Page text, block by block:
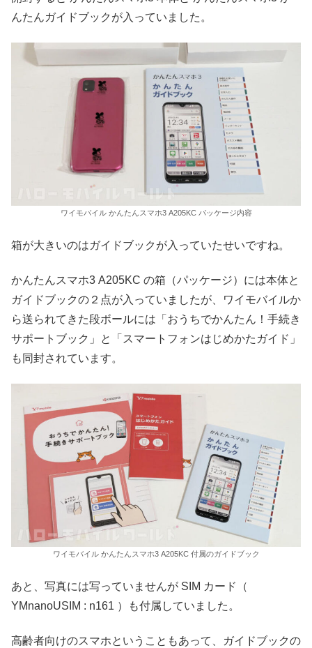
んたんガイドブックが入っていました。
ワイモバイル かんたんスマホ3 A205KC パッケージ内容
箱が大きいのはガイドブックが入っていたせいですね。
かんたんスマホ3 A205KC の箱（パッケージ）には本体と
ガイドブックの２点が入っていましたが、ワイモバイルか
ら送られてきた段ボールには「おうちでかんたん！手続き
サポートブック」と「スマートフォンはじめかたガイド」
も同封されています。
ワイモバイル かんたんスマホ3 A205KC 付属のガイドブック
あと、写真には写っていませんが SIM カード（
YMnanoUSIM : n161 ）も付属していました。
高齢者向けのスマホということもあって、ガイドブックの